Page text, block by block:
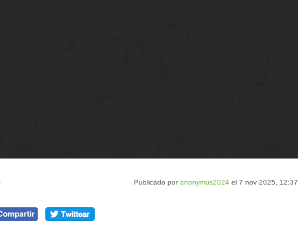
Publicado poranonymus2024 el 7 nov 2025, 12:37